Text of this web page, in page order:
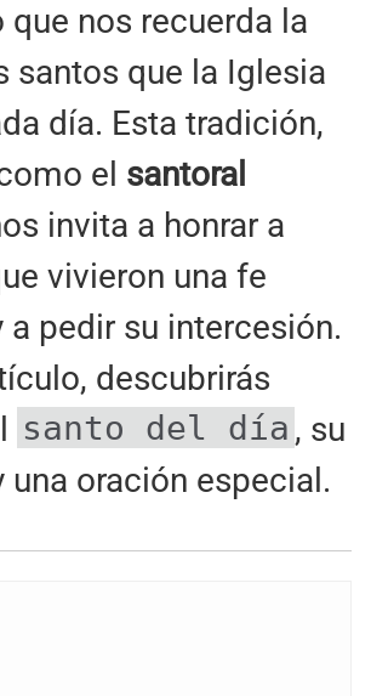
que nos recuerda la
santos que la Iglesia
día. Esta tradición,
el santoral
invita a honrar a
vivieron una fe
a pedir su intercesión.
descubrirás
santo del día , su
una oración especial.